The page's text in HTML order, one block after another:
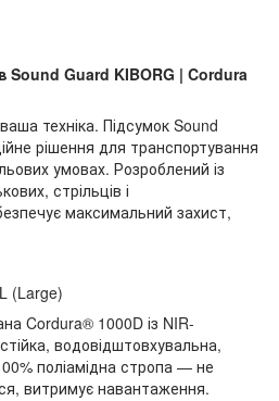
Sound Guard KIBORG | Cordura
техніка. Підсумок Sound
рішення для транспортування
умовах. Розроблений із
стрільців і
максимальний захист,
(Large)
Cordura® 1000D із NIR-
водовідштовхувальна,
поліамідна стропа — не
витримує навантаження.